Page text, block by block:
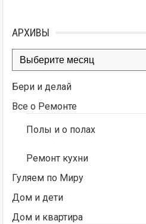
АРХИВЫ
Архивы
Бери и делай
Все о Ремонте
Полы и о полах
Ремонт кухни
Гуляем по Миру
Дом и дети
Дом и квартира